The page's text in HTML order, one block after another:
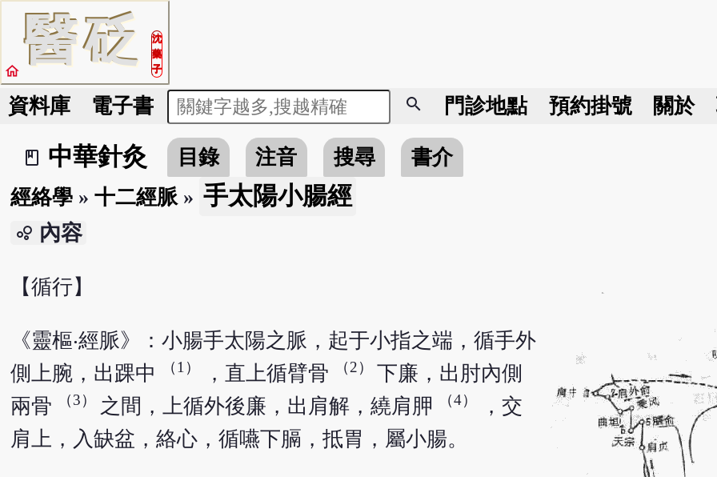
醫砭
沈
藥
子
home
資料庫 電子書 search 門診地點 預約掛號 關於
book_2
中華針灸 目錄 注音 搜尋
書介
經絡學» 十二經脈» 手太陽小腸經
bubble_chart 內容
【循行】
《靈樞‧經脈》：小腸手太陽之脈，起于小指之端，循手外
側上腕，出踝中
（1） ，直上循臂骨 （2） 下廉，出肘內側
兩骨
（3） 之間，上循外後廉，出肩解，繞肩胛 （4）
，交
肩上，入缺盆，絡心，循嚥下膈，抵胃，屬小腸。